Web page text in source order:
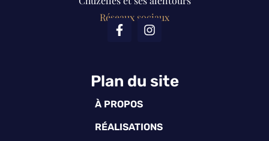
Réseaux sociaux
Plan du site
À PROPOS
RÉALISATIONS